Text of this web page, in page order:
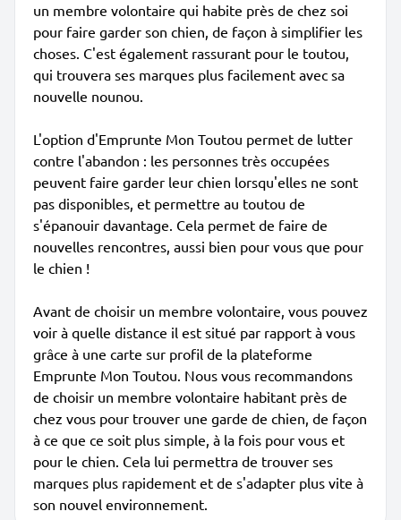
un membre volontaire qui habite près de chez soi
pour faire garder son chien, de façon à simplifier les
choses. C'est également rassurant pour le toutou,
qui trouvera ses marques plus facilement avec sa
nouvelle nounou.
L'option d'Emprunte Mon Toutou permet de lutter
contre l'abandon : les personnes très occupées
peuvent faire garder leur chien lorsqu'elles ne sont
pas disponibles, et permettre au toutou de
s'épanouir davantage. Cela permet de faire de
nouvelles rencontres, aussi bien pour vous que pour
le chien !
Avant de choisir un membre volontaire, vous pouvez
voir à quelle distance il est situé par rapport à vous
grâce à une carte sur profil de la plateforme
Emprunte Mon Toutou. Nous vous recommandons
de choisir un membre volontaire habitant près de
chez vous pour trouver une garde de chien, de façon
à ce que ce soit plus simple, à la fois pour vous et
pour le chien. Cela lui permettra de trouver ses
marques plus rapidement et de s'adapter plus vite à
son nouvel environnement.